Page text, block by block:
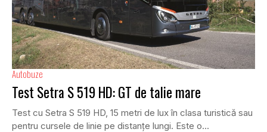
Autobuze
Test Setra S 519 HD: GT de talie mare
Test cu Setra S 519 HD, 15 metri de lux în clasa turistică sau
pentru cursele de linie pe distanțe lungi. Este o...